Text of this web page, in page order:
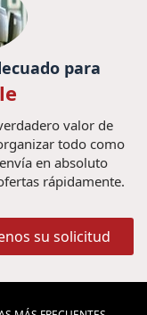
para
valor de
todo como
en absoluto
rápidamente.
su solicitud